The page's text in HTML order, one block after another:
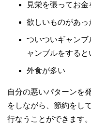
見栄を張ってお金
欲しいものがあ
ついついギャン
ャンブルをする
外食が多い
自分の悪いパターンを
をしながら、節約をし
行なうことができます。